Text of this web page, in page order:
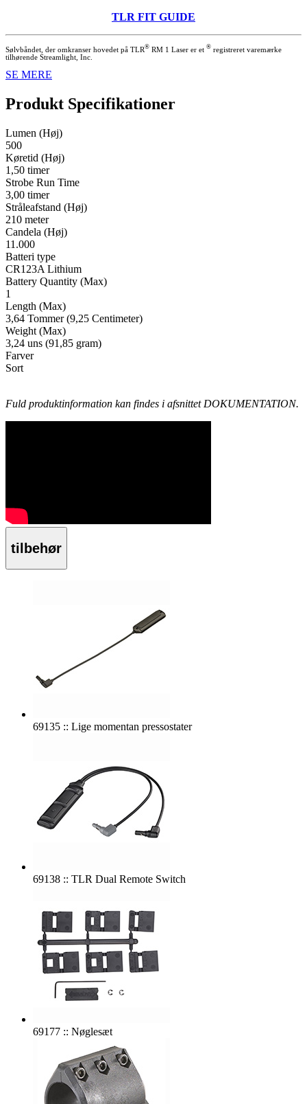
TLR FIT GUIDE
Sølvbåndet, der omkranser hovedet på TLR® RM 1 Laser er et ® registreret varemærke
tilhørende Streamlight, Inc.
SE MERE
Produkt Specifikationer
Lumen (Høj)
500
Køretid (Høj)
1,50 timer
Strobe Run Time
3,00 timer
Stråleafstand (Høj)
210 meter
Candela (Høj)
11.000
Batteri type
CR123A Lithium
Battery Quantity (Max)
1
Length (Max)
3,64 Tommer (9,25 Centimeter)
Weight (Max)
3,24 uns (91,85 gram)
Farver
Sort
Fuld produktinformation kan findes i afsnittet DOKUMENTATION.
tilbehør
69135 :: Lige momentan pressostater
69138 :: TLR Dual Remote Switch
69177 :: Nøglesæt